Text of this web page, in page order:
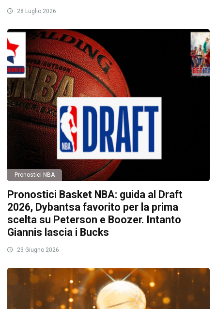
28 Luglio 2026
Pronostici NBA
Pronostici Basket NBA: guida al Draft
2026, Dybantsa favorito per la prima
scelta su Peterson e Boozer. Intanto
Giannis lascia i Bucks
23 Giugno 2026